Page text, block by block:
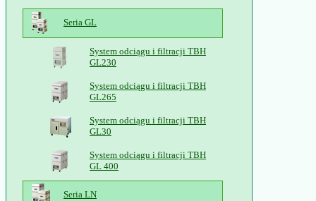
Seria GL
System odciągu i filtracji TBH
GL230
System odciągu i filtracji TBH
GL265
System odciągu i filtracji TBH
GL30
System odciągu i filtracji TBH
GL 400
Seria LN